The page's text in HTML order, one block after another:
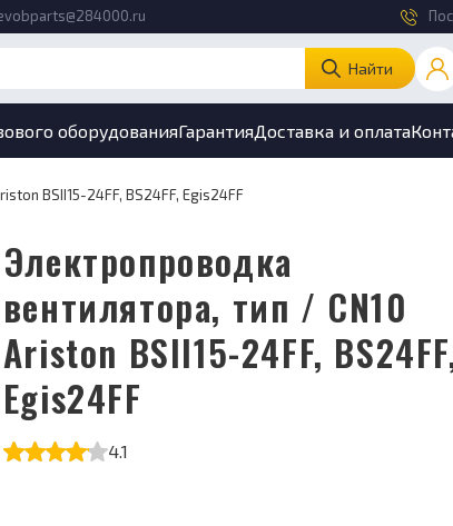
Найти
оборудованияГарантияДоставка и оплата
BSII15-24FF, BS24FF, Egis24FF
Электропроводка
вентилятора, тип / CN10
Ariston BSII15-24FF,
Egis24FF
4.1